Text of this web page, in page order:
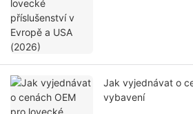
Jak vyjednávat o
vybavení